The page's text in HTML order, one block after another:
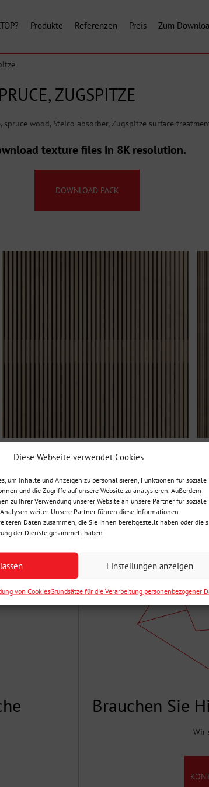
Diese Webseite verwendet Cookies
um Inhalte und Anzeigen zu personalisieren, Funktionen für soziale
und die Zugriffe auf unsere Website zu analysieren. Außerdem
zu Ihrer Verwendung unserer Website an unsere Partner für soziale
weiter. Unsere Partner führen diese Informationen
Daten zusammen, die Sie ihnen bereitgestellt haben oder die
der Dienste gesammelt haben.
Einstellungen anzeigen
von CookiesGrundsätze für die Verarbeitung personenbezogener
Produkte Referenzen Preis Zum
ZUGSPITZE
spruce wood, Steico absorber, Zugspitze surface
texture files in 8K resolution.
DOWNLOAD PACK
Brauchen Sie
Wir